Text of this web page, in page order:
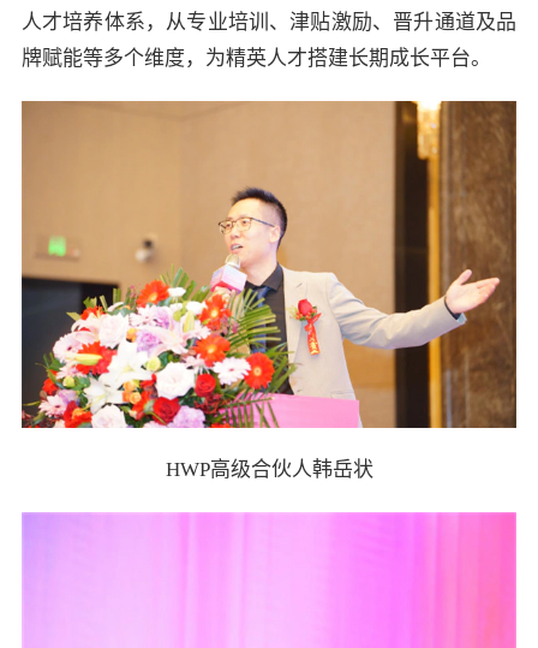
人才培养体系，从专业培训、津贴激励、晋升通道及品
牌赋能等多个维度，为精英人才搭建长期成长平台。
HWP高级合伙人韩岳状